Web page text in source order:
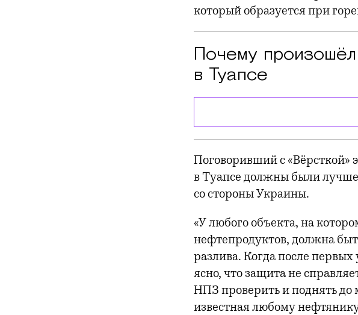
который образуется при
Почему
в Туапсе
Поговоривший с «Вёрсткой»
в Туапсе должны были лучше
со стороны Украины.
«У любого объекта, на
нефтепродуктов, должна
разлива. Когда после
ясно, что защита не
НПЗ проверить и поднять до
известная любому